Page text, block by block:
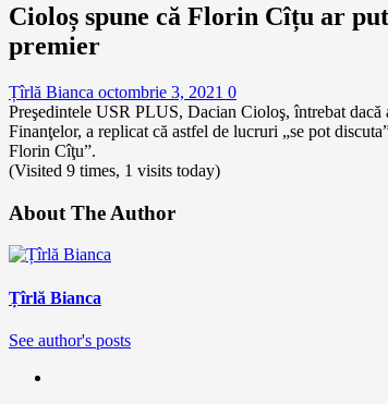
Cioloș spune că Florin Cîțu ar
premier
Țîrlă Bianca octombrie 3, 2021 0
Preşedintele USR PLUS, Dacian Cioloş, întrebat
Finanţelor, a replicat că astfel de lucruri „se pot
Florin Cîţu”.
(Visited 9 times, 1 visits today)
About The Author
Țîrlă Bianca
See author's posts